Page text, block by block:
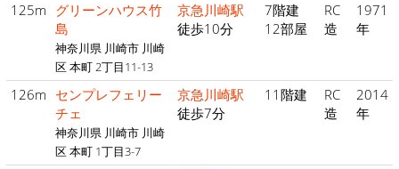
125m グリーンハウス竹
島
神奈川県 川崎市 川崎
区 本町 2丁目11-13
京急川崎駅
徒歩10分
7階建
12部屋
RC
造
1971
年
126m センプレフェリー
チェ
神奈川県 川崎市 川崎
区 本町 1丁目3-7
京急川崎駅
徒歩7分
11階建
RC
造
2014
年